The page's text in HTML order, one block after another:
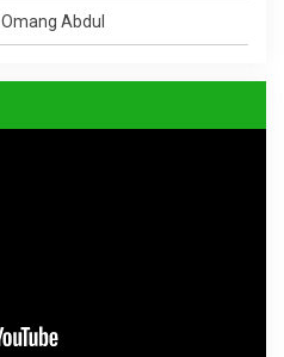
Omang Abdul